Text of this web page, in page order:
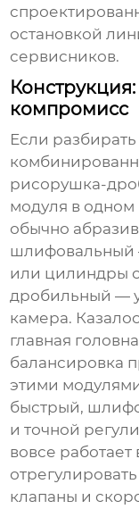
остановкой
сервисников.
компромисс
Если
рисорушка-
модуля в
обычно
шлифовальный
или цилиндры
дробильный —
камера.
главная
балансировка
этими
быстрый,
и точной
вовсе
клапаны и